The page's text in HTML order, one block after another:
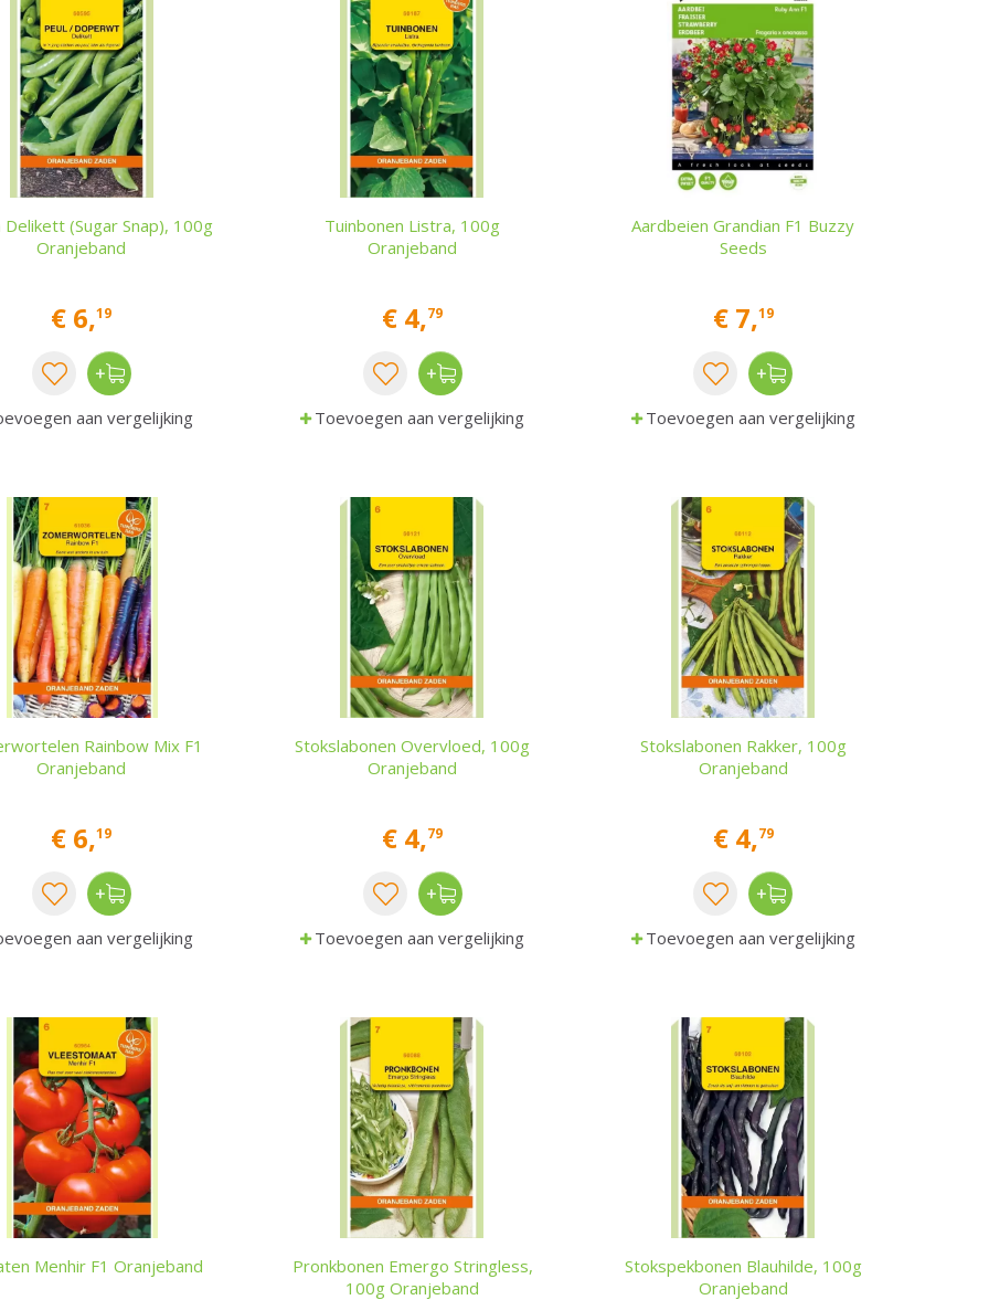
Delikett (Sugar Snap), 100g
Oranjeband
€ 6,19
aan vergelijking
Tuinbonen Listra, 100g
Oranjeband
€ 4,79
Toevoegen aan vergelijking
Aardbeien Grandian F1 Buzzy
Seeds
€ 7,19
Toevoegen aan vergelijking
Rainbow Mix F1
Oranjeband
€ 6,19
aan vergelijking
Stokslabonen Overvloed, 100g
Oranjeband
€ 4,79
Toevoegen aan vergelijking
Stokslabonen Rakker, 100g
Oranjeband
€ 4,79
Toevoegen aan vergelijking
Menhir F1 Oranjeband
Pronkbonen Emergo Stringless,
100g Oranjeband
Stokspekbonen Blauhilde, 100g
Oranjeband